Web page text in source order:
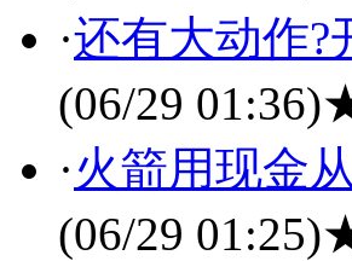
·还有大动作?
(06/29 01:36)
·火箭用现金
(06/29 01:25)